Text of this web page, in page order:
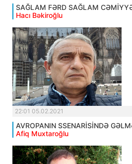
SAĞLAM FƏRD SAĞLAM
Hacı Bəkiroğlu
22:01 05.02.2021
AVROPANIN SSENARİSİNDƏ
Afiq Muxtaroğlu